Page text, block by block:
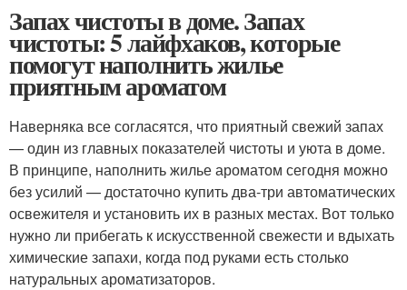
Запах чистоты в доме. Запах
чистоты: 5 лайфхаков, которые
помогут наполнить жилье
приятным ароматом
Наверняка все согласятся, что приятный свежий запах
— один из главных показателей чистоты и уюта в доме.
В принципе, наполнить жилье ароматом сегодня можно
без усилий — достаточно купить два-три автоматических
освежителя и установить их в разных местах. Вот только
нужно ли прибегать к искусственной свежести и вдыхать
химические запахи, когда под руками есть столько
натуральных ароматизаторов.